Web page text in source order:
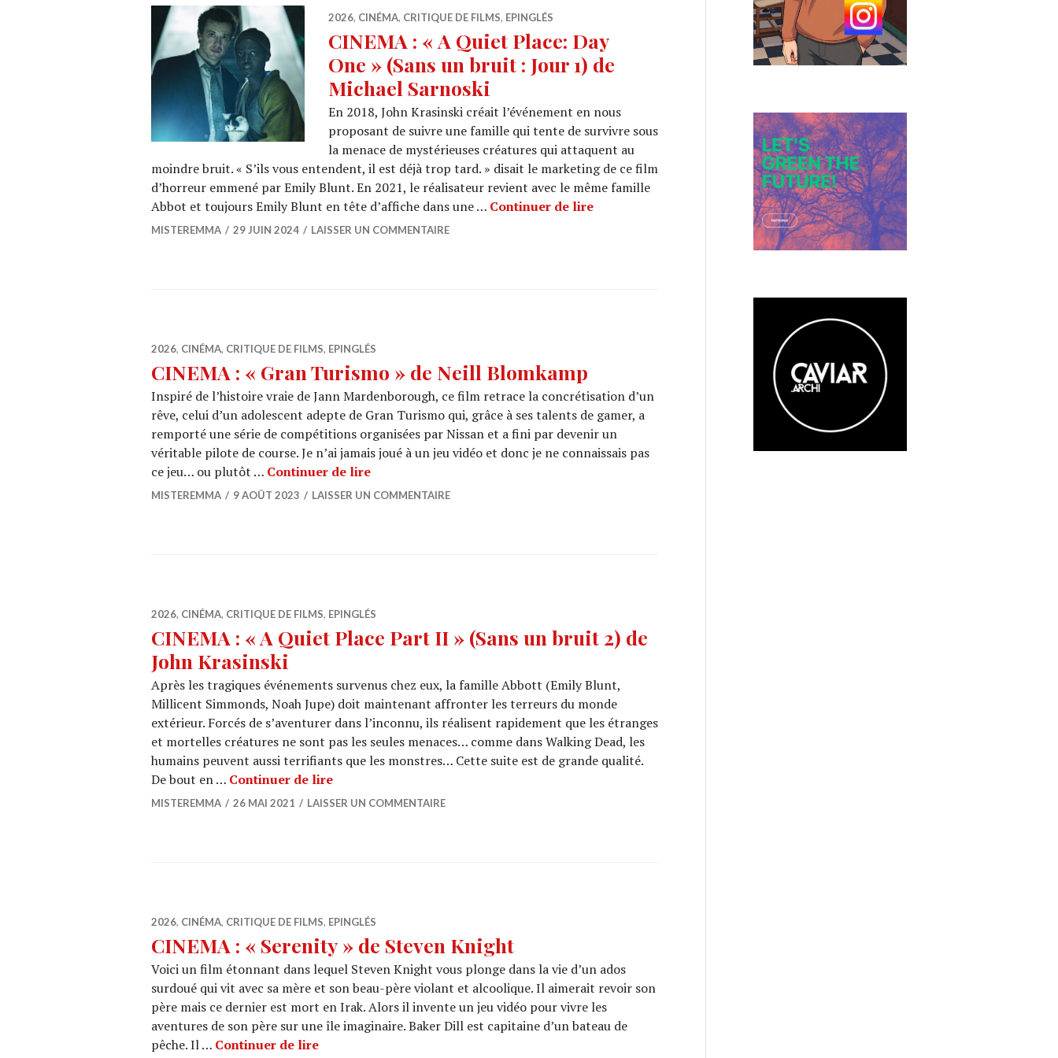
2026, CINÉMA, CRITIQUE DE FILMS, EPINGLÉS
CINEMA : « A Quiet Place: Day
One » (Sans un bruit : Jour 1) de
Michael Sarnoski
En 2018, John Krasinski créait l’événement en nous
proposant de suivre une famille qui tente de survivre sous
la menace de mystérieuses créatures qui attaquent au
moindre bruit. « S’ils vous entendent, il est déjà trop tard. » disait le marketing de ce film
d’horreur emmené par Emily Blunt. En 2021, le réalisateur revient avec le même famille
Abbot et toujours Emily Blunt en tête d’affiche dans une … Continuer de lireCINEMA : « A Quiet Place: Day One » (Sans un bruit : Jour 1) de Michael
MISTEREMMA 29 JUIN 2024 LAISSER UN COMMENTAIRE
2026, CINÉMA, CRITIQUE DE FILMS, EPINGLÉS
CINEMA : « Gran Turismo » de Neill Blomkamp
Inspiré de l’histoire vraie de Jann Mardenborough, ce film retrace la concrétisation d’un
rêve, celui d’un adolescent adepte de Gran Turismo qui, grâce à ses talents de gamer, a
remporté une série de compétitions organisées par Nissan et a fini par devenir un
véritable pilote de course. Je n’ai jamais joué à un jeu vidéo et donc je ne connaissais pas
ce jeu… ou plutôt … Continuer de lireCINEMA : « Gran Turismo » de Neill Blomkamp
MISTEREMMA 9 AOÛT 2023 LAISSER UN COMMENTAIRE
2026, CINÉMA, CRITIQUE DE FILMS, EPINGLÉS
CINEMA : « A Quiet Place Part II » (Sans un bruit 2) de
John Krasinski
Après les tragiques événements survenus chez eux, la famille Abbott (Emily Blunt,
Millicent Simmonds, Noah Jupe) doit maintenant affronter les terreurs du monde
extérieur. Forcés de s’aventurer dans l’inconnu, ils réalisent rapidement que les étranges
et mortelles créatures ne sont pas les seules menaces… comme dans Walking Dead, les
humains peuvent aussi terrifiants que les monstres… Cette suite est de grande qualité.
De bout en … Continuer de lireCINEMA : « A Quiet Place Part II » (Sans un bruit 2) de John Krasinski
MISTEREMMA 26 MAI 2021 LAISSER UN COMMENTAIRE
2026, CINÉMA, CRITIQUE DE FILMS, EPINGLÉS
CINEMA : « Serenity » de Steven Knight
Voici un film étonnant dans lequel Steven Knight vous plonge dans la vie d’un ados
surdoué qui vit avec sa mère et son beau-père violant et alcoolique. Il aimerait revoir son
père mais ce dernier est mort en Irak. Alors il invente un jeu vidéo pour vivre les
aventures de son père sur une île imaginaire. Baker Dill est capitaine d’un bateau de
pêche. Il … Continuer de lireCINEMA : « Serenity » de Steven Knight